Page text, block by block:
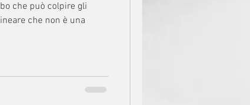
che non è una